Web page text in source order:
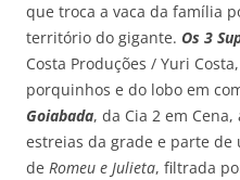
que troca a vaca da família
território do gigante. Os 3
Costa Produções / Yuri
porquinhos e do lobo em
Goiabada, da Cia 2 em
estreias da grade e parte
de Romeu e Julieta, filtrada